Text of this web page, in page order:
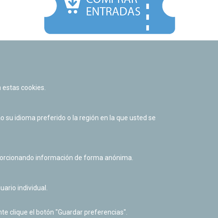
Política de cookies
Derecho de acceso a información pública
cookies.
su idioma preferido o la región en la que usted se
información de forma anónima.
individual.
clique el botón "Guardar preferencias".